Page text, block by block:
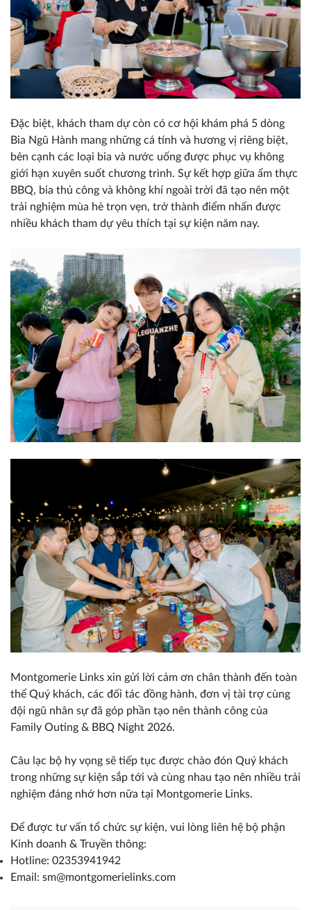
Đặc biệt, khách tham dự còn có cơ hội khám phá 5 dòng
Bia Ngũ Hành mang những cá tính và hương vị riêng biệt,
bên cạnh các loại bia và nước uống được phục vụ không
giới hạn xuyên suốt chương trình. Sự kết hợp giữa ẩm thực
BBQ, bia thủ công và không khí ngoài trời đã tạo nên một
trải nghiệm mùa hè trọn vẹn, trở thành điểm nhấn được
nhiều khách tham dự yêu thích tại sự kiện năm nay.
Montgomerie Links xin gửi lời cảm ơn chân thành đến toàn
thể Quý khách, các đối tác đồng hành, đơn vị tài trợ cùng
đội ngũ nhân sự đã góp phần tạo nên thành công của
Family Outing & BBQ Night 2026.
Câu lạc bộ hy vọng sẽ tiếp tục được chào đón Quý khách
trong những sự kiện sắp tới và cùng nhau tạo nên nhiều trải
nghiệm đáng nhớ hơn nữa tại Montgomerie Links.
Để được tư vấn tổ chức sự kiện, vui lòng liên hệ bộ phận
Kinh doanh & Truyền thông:
Hotline: 02353941942
Email: sm@montgomerielinks.com